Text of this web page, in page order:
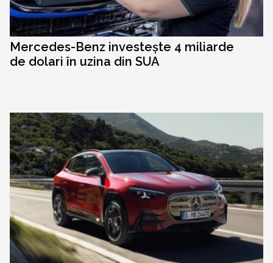
Mercedes-Benz investește 4 miliarde
de dolari în uzina din SUA